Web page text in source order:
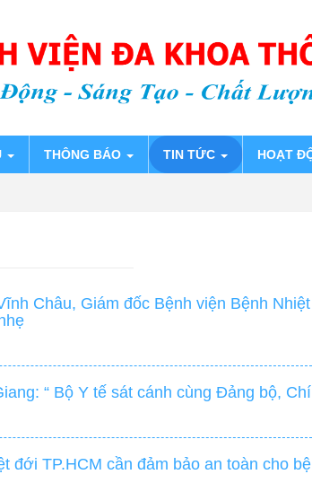
THÔNG BÁO TIN TỨC HOẠT
Châu, Giám đốc Bệnh viện Bệnh
“ Bộ Y tế sát cánh cùng Đảng bộ,
đới TP.HCM cần đảm bảo an toàn cho